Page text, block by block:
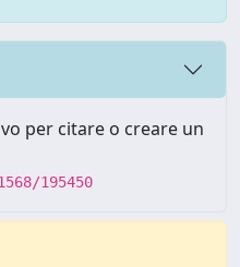
per citare o creare un
195450